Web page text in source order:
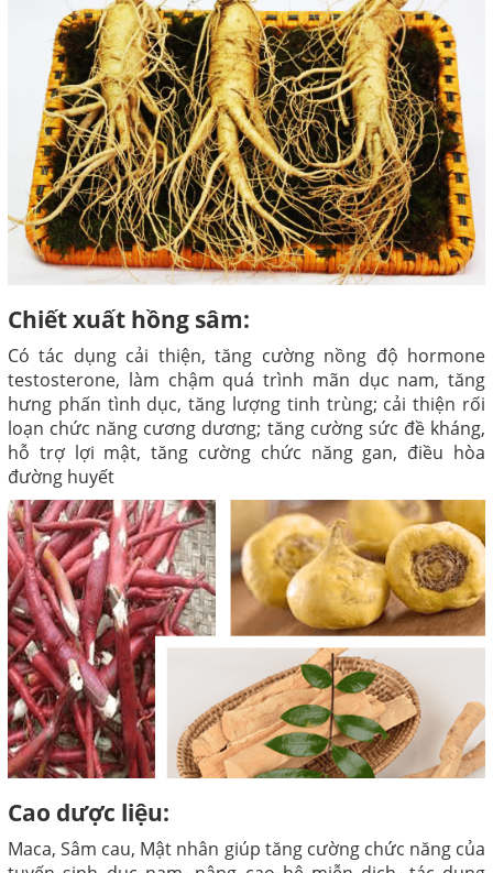
Chiết xuất hồng sâm:
Có tác dụng cải thiện, tăng cường nồng độ hormone
testosterone, làm chậm quá trình mãn dục nam, tăng
hưng phấn tình dục, tăng lượng tinh trùng; cải thiện rối
loạn chức năng cương dương; tăng cường sức đề kháng,
hỗ trợ lợi mật, tăng cường chức năng gan, điều hòa
đường huyết
Cao dược liệu:
Maca, Sâm cau, Mật nhân giúp tăng cường chức năng của